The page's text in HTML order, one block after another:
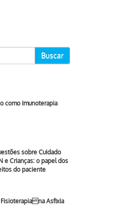
Buscar
como Imunoterapia
sobre Cuidado
e Crianças: o papel dos
do paciente
Fisioterapia na Asfixia